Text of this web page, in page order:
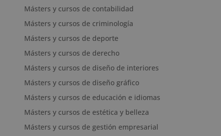
Másters y cursos de contabilidad
Másters y cursos de criminología
Másters y cursos de deporte
Másters y cursos de derecho
Másters y cursos de diseño de interiores
Másters y cursos de diseño gráfico
Másters y cursos de educación e idiomas
Másters y cursos de estética y belleza
Másters y cursos de gestión empresarial